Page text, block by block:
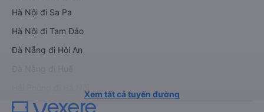
Hà Nội đi Sa Pa
Hà Nội đi Tam Đảo
Đà Nẵng đi Hội An
Xem tất cả tuyến đường